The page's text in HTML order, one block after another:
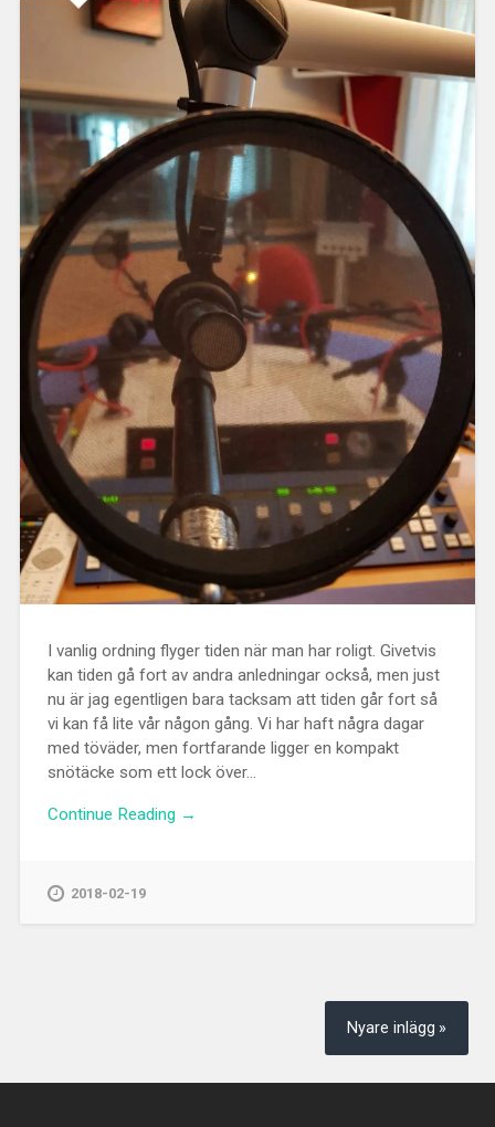
I vanlig ordning flyger tiden när man har roligt. Givetvis
kan tiden gå fort av andra anledningar också, men just
nu är jag egentligen bara tacksam att tiden går fort så
vi kan få lite vår någon gång. Vi har haft några dagar
med töväder, men fortfarande ligger en kompakt
snötäcke som ett lock över...
Continue Reading →
2018-02-19
Nyare inlägg